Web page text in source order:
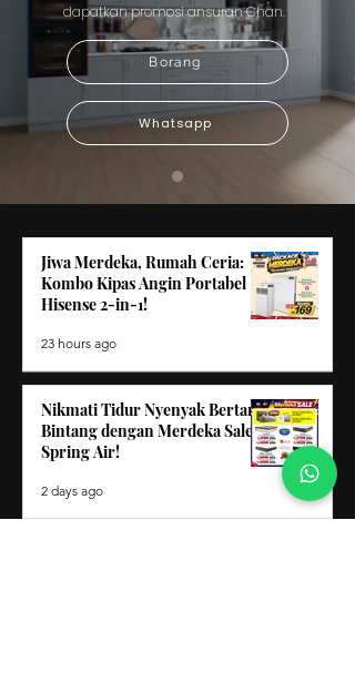
dapatkan promosi ansuran Chan.
Borang
Whatsapp
Jiwa Merdeka, Rumah Ceria:
Kombo Kipas Angin Portabel
Hisense 2-in-1!
23 hours ago
Nikmati Tidur Nyenyak Bertaraf
Bintang dengan Merdeka Sale
Spring Air!
2 days ago